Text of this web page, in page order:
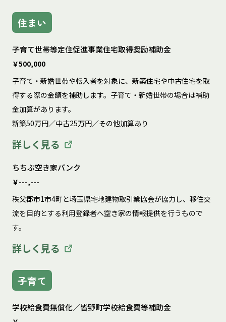
住まい
子育て世帯等定住促進事業住宅取得奨励補助金
￥500,000
子育て・新婚世帯や転入者を対象に、新築住宅や中古住宅を取
得する際の金額を補助します。子育て・新婚世帯の場合は補助
金加算があります。
新築50万円／中古25万円／その他加算あり
詳しく見る
ちちぶ空き家バンク
￥---,---
秩父郡市1市4町と埼玉県宅地建物取引業協会が協力し、移住交
流を目的とする利用登録者へ空き家の情報提供を行うもので
す。
詳しく見る
子育て
学校給食費無償化／皆野町学校給食費等補助金